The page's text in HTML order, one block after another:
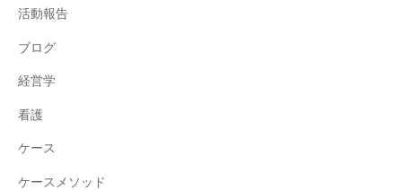
活動報告
ブログ
経営学
看護
ケース
ケースメソッド